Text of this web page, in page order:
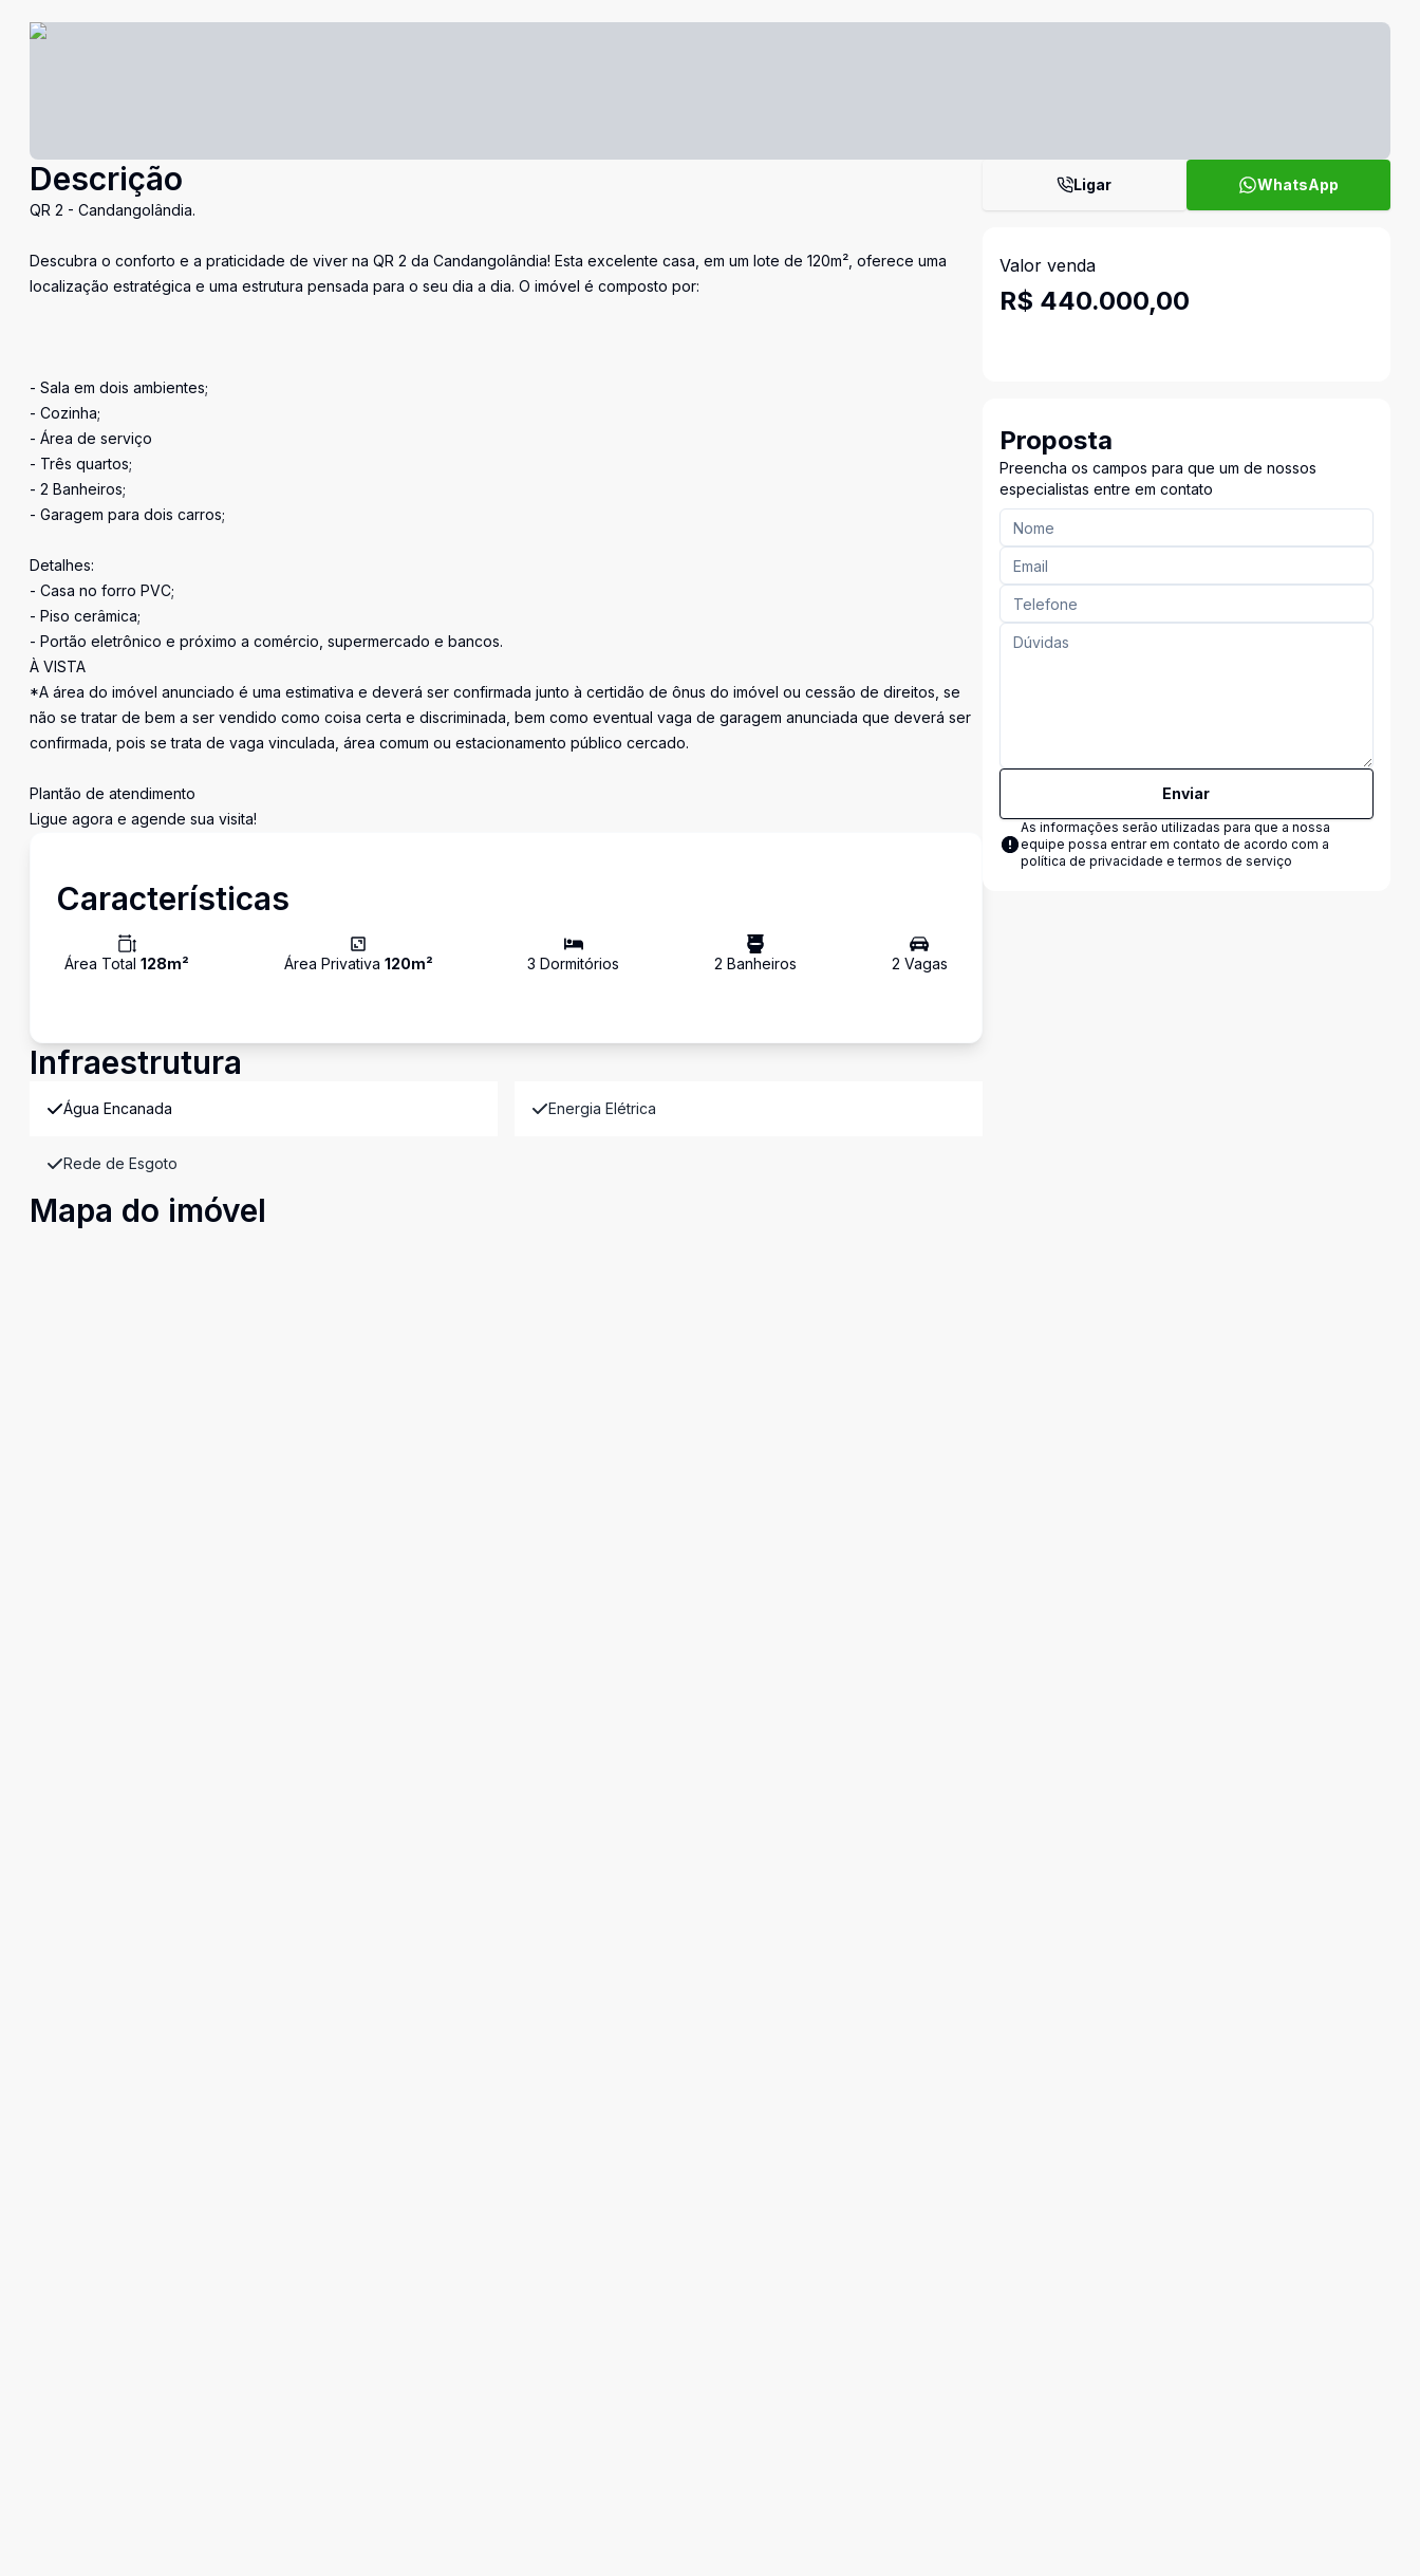
Descrição
QR 2 - Candangolândia.
Descubra o conforto e a praticidade de viver na QR 2 da Candangolândia! Esta excelente casa, em um lote de 120m², oferece uma
localização estratégica e uma estrutura pensada para o seu dia a dia. O imóvel é composto por:
- Sala em dois ambientes;
- Cozinha;
- Área de serviço
- Três quartos;
- 2 Banheiros;
- Garagem para dois carros;
Detalhes:
- Casa no forro PVC;
- Piso cerâmica;
- Portão eletrônico e próximo a comércio, supermercado e bancos.
À VISTA
*A área do imóvel anunciado é uma estimativa e deverá ser confirmada junto à certidão de ônus do imóvel ou cessão de direitos, se
não se tratar de bem a ser vendido como coisa certa e discriminada, bem como eventual vaga de garagem anunciada que deverá ser
confirmada, pois se trata de vaga vinculada, área comum ou estacionamento público cercado.
Plantão de atendimento
Ligue agora e agende sua visita!
Características
Área Total 128m² Área Privativa 120m² 3 Dormitórios 2 Banheiros 2 Vagas
Infraestrutura
Água Encanada Energia Elétrica
Rede de Esgoto
Mapa do imóvel
Ligar WhatsApp
Valor venda
R$ 440.000,00
Proposta
Preencha os campos para que um de nossos
especialistas entre em contato
Enviar
As informações serão utilizadas para que a nossa
equipe possa entrar em contato de acordo com a
política de privacidade e termos de serviço